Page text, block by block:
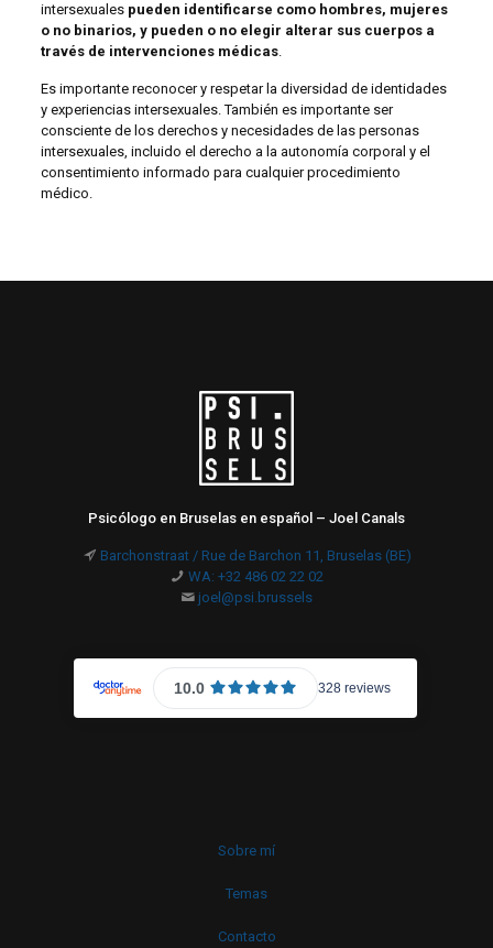
intersexuales pueden identificarse como hombres, mujeres
o no binarios, y pueden o no elegir alterar sus cuerpos a
través de intervenciones médicas.
Es importante reconocer y respetar la diversidad de identidades
y experiencias intersexuales. También es importante ser
consciente de los derechos y necesidades de las personas
intersexuales, incluido el derecho a la autonomía corporal y el
consentimiento informado para cualquier procedimiento
médico.
Psicólogo en Bruselas en español – Joel Canals
Barchonstraat / Rue de Barchon 11, Bruselas (BE)
WA: +32 486 02 22 02
joel@psi.brussels
Sobre mí
Temas
Contacto